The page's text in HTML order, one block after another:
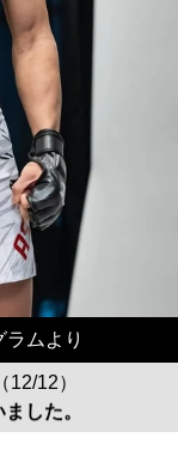
ムより
12）
した。